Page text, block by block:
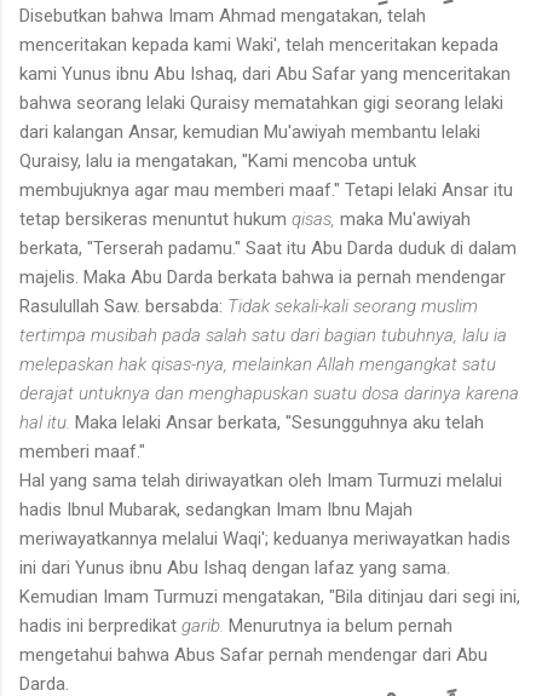
Disebutkan bahwa Imam Ahmad mengatakan, telah
menceritakan kepada kami Waki', telah menceritakan kepada
kami Yunus ibnu Abu Ishaq, dari Abu Safar yang menceritakan
bahwa seorang lelaki Quraisy mematahkan gigi seorang lelaki
dari kalangan Ansar, kemudian Mu'awiyah membantu lelaki
Quraisy, lalu ia mengatakan, "Kami mencoba untuk
membujuknya agar mau memberi maaf." Tetapi lelaki Ansar itu
tetap bersikeras menuntut hukum qisas, maka Mu'awiyah
berkata, "Terserah padamu." Saat itu Abu Darda duduk di dalam
majelis. Maka Abu Darda berkata bahwa ia pernah mendengar
Rasulullah Saw. bersabda: Tidak sekali-kali seorang muslim
tertimpa musibah pada salah satu dari bagian tubuhnya, lalu ia
melepaskan hak qisas-nya, melainkan Allah mengangkat satu
derajat untuknya dan menghapuskan suatu dosa darinya karena
hal itu. Maka lelaki Ansar berkata, "Sesungguhnya aku telah
memberi maaf."
Hal yang sama telah diriwayatkan oleh Imam Turmuzi melalui
hadis Ibnul Mubarak, sedangkan Imam Ibnu Majah
meriwayatkannya melalui Waqi'; keduanya meriwayatkan hadis
ini dari Yunus ibnu Abu Ishaq dengan lafaz yang sama.
Kemudian Imam Turmuzi mengatakan, "Bila ditinjau dari segi ini,
hadis ini berpredikat garib. Menurutnya ia belum pernah
mengetahui bahwa Abus Safar pernah mendengar dari Abu
Darda.